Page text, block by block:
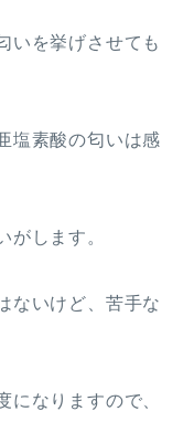
いを挙げさせても
塩素酸の匂いは感
がします。
ないけど、苦手な
になりますので、